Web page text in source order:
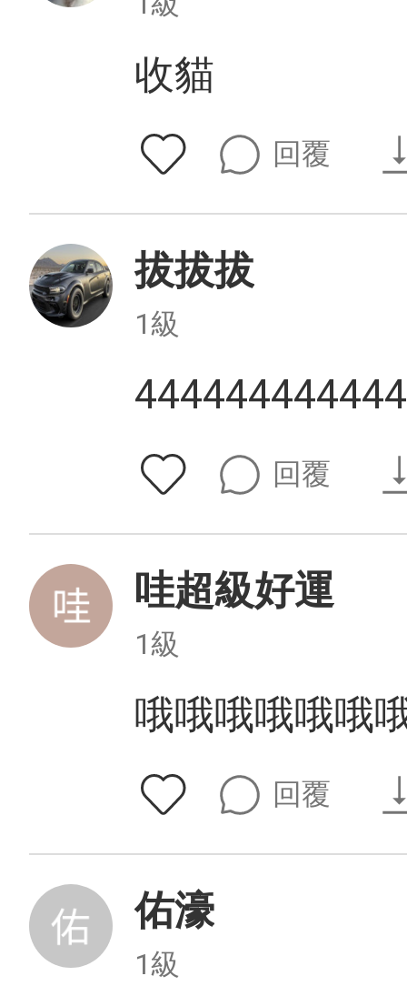
收貓
回覆
拔拔拔
1級
444444444444
回覆
哇超級好運
1級
哦哦哦哦哦哦
回覆
佑濠
1級